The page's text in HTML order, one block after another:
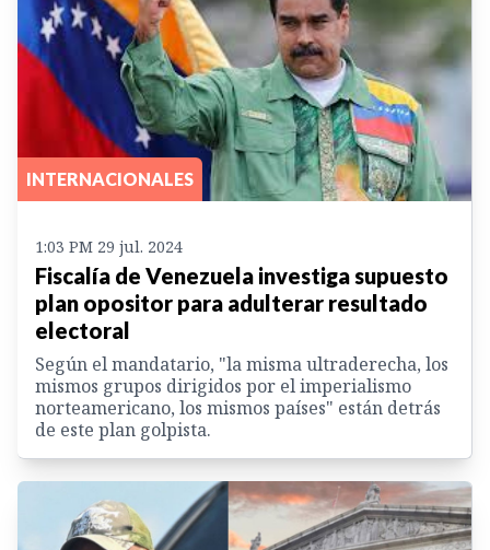
INTERNACIONALES
1:03 PM 29 jul. 2024
Fiscalía de Venezuela investiga supuesto
plan opositor para adulterar resultado
electoral
Según el mandatario, "la misma ultraderecha, los
mismos grupos dirigidos por el imperialismo
norteamericano, los mismos países" están detrás
de este plan golpista.